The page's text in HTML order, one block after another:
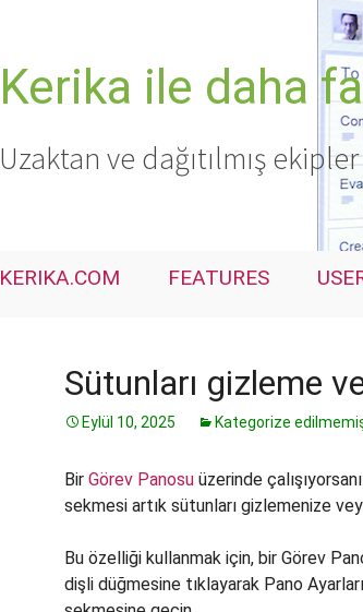
Kerika ile daha
Uzaktan ve dağıtılmış
KERIKA.COM FEATURES
Sütunları gizleme
Eylül 10, 2025 Kategorize
Bir Görev Panosu üzerinde
sekmesi artık sütunları gizlemenize
Bu özelliği kullanmak için, bir Görev
dişli düğmesine tıklayarak Pano